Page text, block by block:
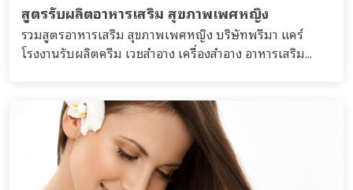
สูตรรับผลิตอาหารเสริม สุขภาพเพศหญิง
รวมสูตรอาหารเสริม สุขภาพเพศหญิง บริษัทพรีมา แคร์
โรงงานรับผลิตครีม เวชสำอาง เครื่องสำอาง อาหารเสริม...